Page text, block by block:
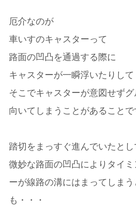
厄介なのが
車いすのキャスターって
路面の凹凸を通過する際に
キャスターが一瞬浮いたりして
そこでキャスターが意図せず
向いてしまうことがあることで
踏切をまっすぐ進んでいたとし
微妙な路面の凹凸によりタイ
ーが線路の溝にはまってしまう
も・・・